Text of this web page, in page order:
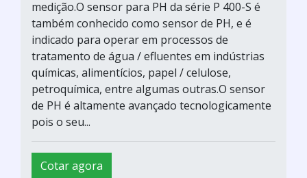
medição.O sensor para PH da série P 400-S é
também conhecido como sensor de PH, e é
indicado para operar em processos de
tratamento de água / efluentes em indústrias
químicas, alimentícios, papel / celulose,
petroquímica, entre algumas outras.O sensor
de PH é altamente avançado tecnologicamente
pois o seu...
Cotar agora